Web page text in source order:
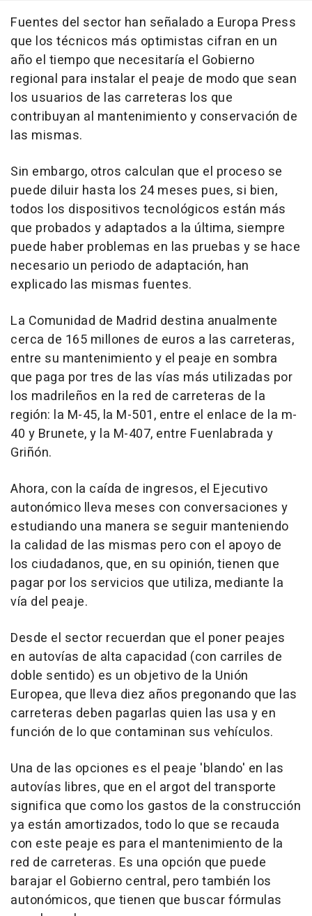
Fuentes del sector han señalado a Europa Press
que los técnicos más optimistas cifran en un
año el tiempo que necesitaría el Gobierno
regional para instalar el peaje de modo que sean
los usuarios de las carreteras los que
contribuyan al mantenimiento y conservación de
las mismas.
Sin embargo, otros calculan que el proceso se
puede diluir hasta los 24 meses pues, si bien,
todos los dispositivos tecnológicos están más
que probados y adaptados a la última, siempre
puede haber problemas en las pruebas y se hace
necesario un periodo de adaptación, han
explicado las mismas fuentes.
La Comunidad de Madrid destina anualmente
cerca de 165 millones de euros a las carreteras,
entre su mantenimiento y el peaje en sombra
que paga por tres de las vías más utilizadas por
los madrileños en la red de carreteras de la
región: la M-45, la M-501, entre el enlace de la m-
40 y Brunete, y la M-407, entre Fuenlabrada y
Griñón.
Ahora, con la caída de ingresos, el Ejecutivo
autonómico lleva meses con conversaciones y
estudiando una manera se seguir manteniendo
la calidad de las mismas pero con el apoyo de
los ciudadanos, que, en su opinión, tienen que
pagar por los servicios que utiliza, mediante la
vía del peaje.
Desde el sector recuerdan que el poner peajes
en autovías de alta capacidad (con carriles de
doble sentido) es un objetivo de la Unión
Europea, que lleva diez años pregonando que las
carreteras deben pagarlas quien las usa y en
función de lo que contaminan sus vehículos.
Una de las opciones es el peaje 'blando' en las
autovías libres, que en el argot del transporte
significa que como los gastos de la construcción
ya están amortizados, todo lo que se recauda
con este peaje es para el mantenimiento de la
red de carreteras. Es una opción que puede
barajar el Gobierno central, pero también los
autonómicos, que tienen que buscar fórmulas